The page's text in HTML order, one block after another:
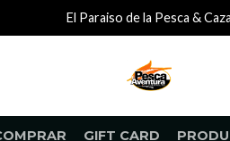
GIFT CARD
El Paraiso de la Pesca & Caza